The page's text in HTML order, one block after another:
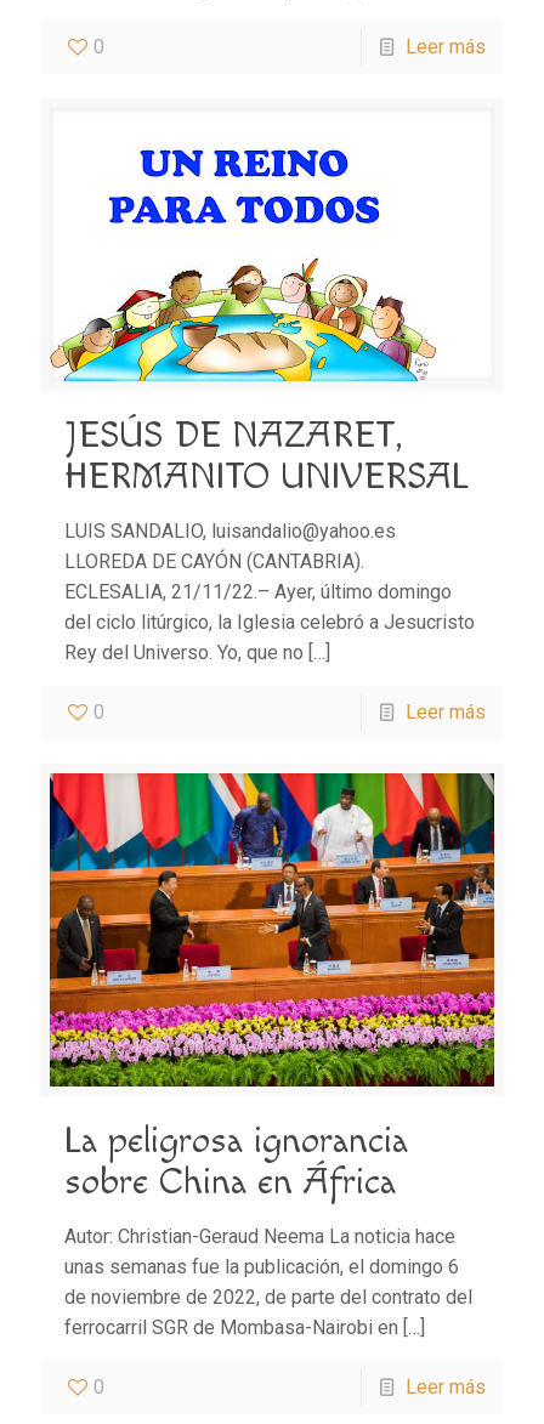
0 Leer más
JESÚS DE NAZARET,
HERMANITO UNIVERSAL
LUIS SANDALIO, luisandalio@yahoo.es
LLOREDA DE CAYÓN (CANTABRIA).
ECLESALIA, 21/11/22.– Ayer, último domingo
del ciclo litúrgico, la Iglesia celebró a Jesucristo
Rey del Universo. Yo, que no […]
0 Leer más
La peligrosa ignorancia
sobre China en África
Autor: Christian-Geraud Neema La noticia hace
unas semanas fue la publicación, el domingo 6
de noviembre de 2022, de parte del contrato del
ferrocarril SGR de Mombasa-Nairobi en […]
0 Leer más